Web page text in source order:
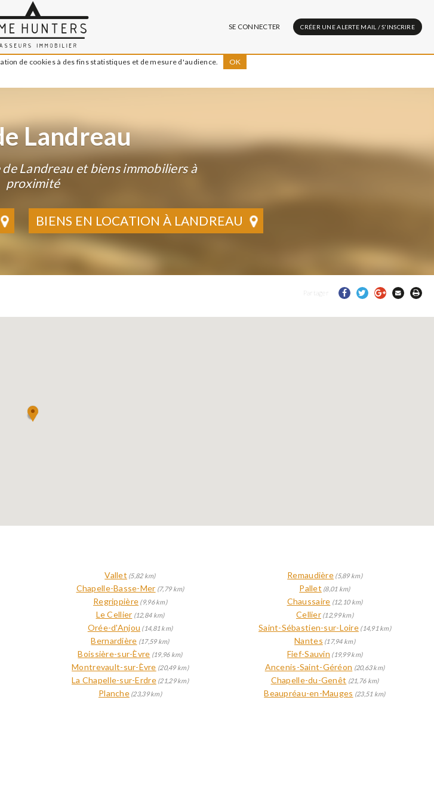
SE CONNECTER CRÉER UNE ALERTE MAIL / S'INSCRIRE
de cookies à des fins statistiques et de mesure d'audience. OK
Landreau
Landreau et biens immobiliers à
proximité
BIENS EN LOCATION À LANDREAU
Partager
Vallet (5,82 km) Remaudière (5,89 km)
Chapelle-Basse-Mer (7,79 km) Pallet (8,01 km)
Regrippière (9,96 km) Chaussaire (12,10 km)
Le Cellier (12,84 km) Cellier(12,99 km)
Orée-d'Anjou (14,81 km) Saint-Sébastien-sur-Loire(14,91 km)
Bernardière (17,59 km) Nantes (17,94 km)
Boissière-sur-Èvre (19,96 km) Fief-Sauvin (19,99 km)
Montrevault-sur-Èvre (20,49 km) Ancenis-Saint-Géréon (20,63 km)
La Chapelle-sur-Erdre(21,29 km) Chapelle-du-Genêt (21,76 km)
Planche(23,39 km) Beaupréau-en-Mauges (23,51 km)